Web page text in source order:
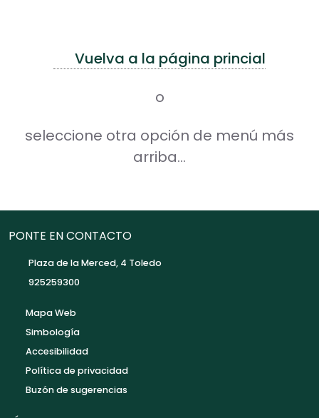
Vuelva a la página princial
o
seleccione otra opción de menú más
arriba...
PONTE EN CONTACTO
Plaza de la Merced, 4 Toledo
925259300
Mapa Web
Simbología
Accesibilidad
Política de privacidad
Buzón de sugerencias